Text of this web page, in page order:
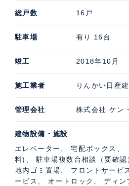
総戸数 16戸
駐車場 有り 16台
竣工 2018年10月
施工業者 りんかい日産
管理会社 株式会社 ケン
建物設備・施設
エレベーター、 宅配ボックス、
料)、 駐車場複数台相談（要確
地内ゴミ置場、 フロントサービ
ービス、 オートロック、 ディン